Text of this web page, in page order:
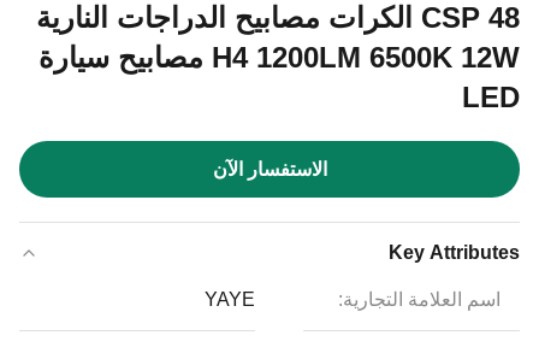
48 CSP الكرات مصابيح الدراجات النارية
H4 1200LM 6500K 12W مصابيح سيارة
LED
الاستفسار الآن
Key Attributes
اسم العلامة التجارية: YAYE